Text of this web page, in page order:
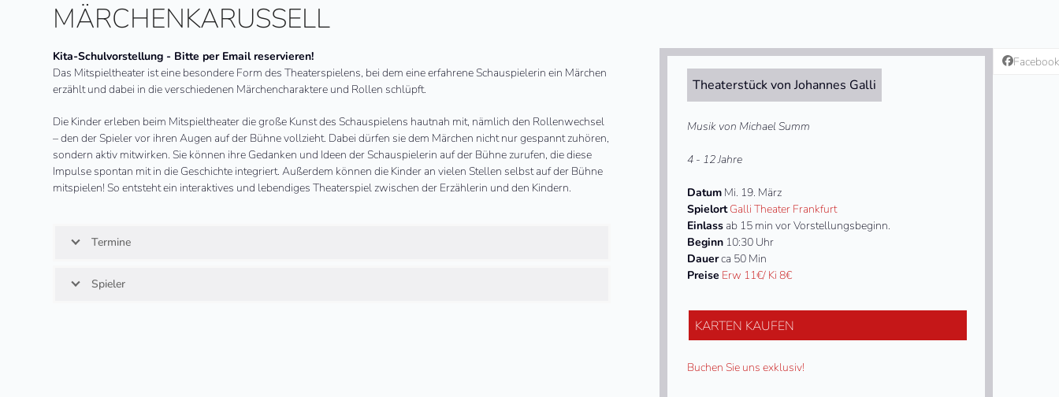
MÄRCHENKARUSSELL
Kita-Schulvorstellung - Bitte per Email reservieren!
Das Mitspieltheater ist eine besondere Form des Theaterspielens, bei dem eine erfahrene Schauspielerin ein Märchen
erzählt und dabei in die verschiedenen Märchencharaktere und Rollen schlüpft.
Die Kinder erleben beim Mitspieltheater die große Kunst des Schauspielens hautnah mit, nämlich den Rollenwechsel
– den der Spieler vor ihren Augen auf der Bühne vollzieht. Dabei dürfen sie dem Märchen nicht nur gespannt zuhören,
sondern aktiv mitwirken. Sie können ihre Gedanken und Ideen der Schauspielerin auf der Bühne zurufen, die diese
Impulse spontan mit in die Geschichte integriert. Außerdem können die Kinder an vielen Stellen selbst auf der Bühne
mitspielen! So entsteht ein interaktives und lebendiges Theaterspiel zwischen der Erzählerin und den Kindern.
Termine
Spieler
Theaterstück von Johannes Galli
Musik von Michael Summ
4 - 12 Jahre
Datum Mi. 19. März
Spielort Galli Theater Frankfurt
Einlass ab 15 min vor Vorstellungsbeginn.
Beginn 10:30 Uhr
Dauerca 50 Min
Preise Erw 11€/ Ki 8€
KARTEN KAUFEN
Buchen Sie uns exklusiv!